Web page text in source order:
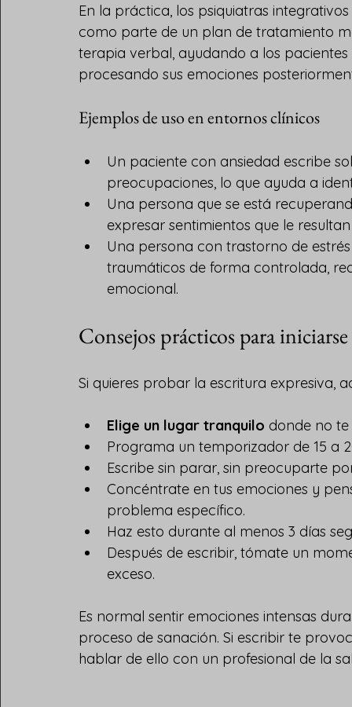
En la práctica, los psiquiatras
como parte de un plan de tratamiento
terapia verbal, ayudando a los
procesando sus emociones
Ejemplos de uso en entornos clínicos
Un paciente con ansiedad escribe
preocupaciones, lo que ayuda a
Una persona que se está
expresar sentimientos que le
Una persona con trastorno de
traumáticos de forma controlada,
emocional.
Consejos prácticos para
Si quieres probar la escritura expresiva,
Elige un lugar tranquilo donde no
Programa un temporizador de 15 a
Escribe sin parar, sin preocuparte
Concéntrate en tus emociones y
problema específico.
Haz esto durante al menos 3 días
Después de escribir, tómate un
exceso.
Es normal sentir emociones intensas
proceso de sanación. Si escribir te
hablar de ello con un profesional de la